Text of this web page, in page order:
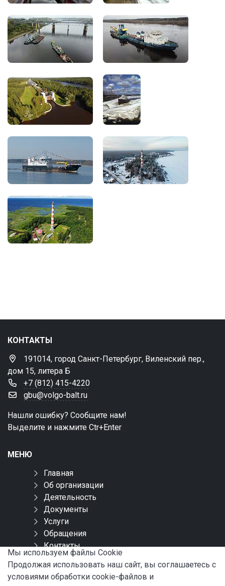
КОНТАКТЫ
191014, город Санкт-Петербург, Виленский пер.,
дом 15, литера Б
+7 (812) 415-4220
gbu@volgo-balt.ru
Нашли ошибку? Сообщите нам!
Выделите и нажмите Ctr+Enter
МЕНЮ
Главная
Об организации
Деятельность
Документы
Услуги
Обращения
Контакты
Карта сайта
Мы используем файлы Сookie
Продолжая использовать наш сайт, вы соглашаетесь с
условиями обработки cookie-файлов и